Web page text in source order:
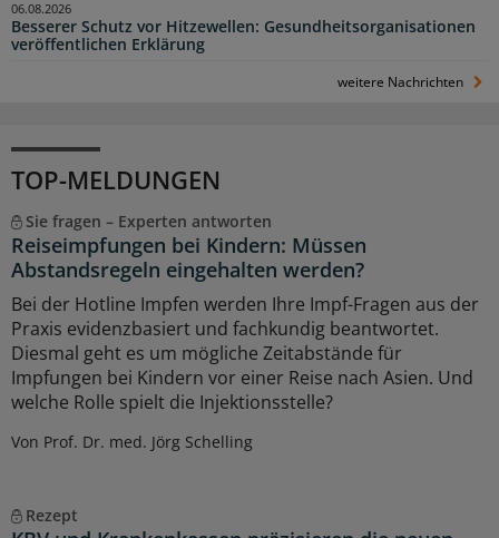
Besserer Schutz vor Hitzewellen: Gesundheitsorganisationen
veröffentlichen Erklärung
06.08.2026
weitere Nachrichten
TOP-MELDUNGEN
Sie fragen – Experten antworten
Reiseimpfungen bei Kindern: Müssen
Abstandsregeln eingehalten werden?
Bei der Hotline Impfen werden Ihre Impf-Fragen aus der
Praxis evidenzbasiert und fachkundig beantwortet.
Diesmal geht es um mögliche Zeitabstände für
Impfungen bei Kindern vor einer Reise nach Asien. Und
welche Rolle spielt die Injektionsstelle?
Von Prof. Dr. med. Jörg Schelling
Rezept